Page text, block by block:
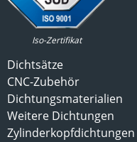
Iso-Zertifikat
Dichtsätze
CNC-Zubehör
Dichtungsmaterialien
Weitere Dichtungen
Zylinderkopfdichtungen